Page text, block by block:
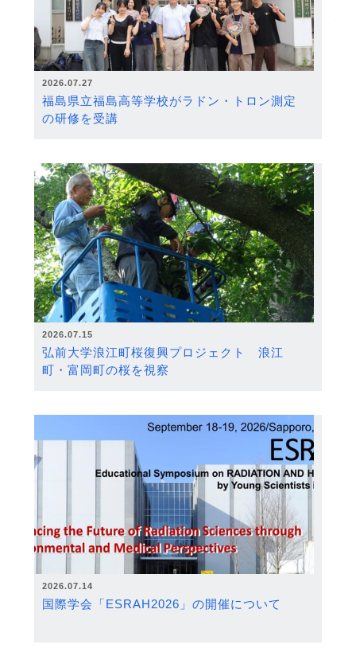
2026.07.27
福島県立福島高等学校がラドン・トロン測定
の研修を受講
2026.07.15
弘前大学浪江町桜復興プロジェクト 浪江
町・富岡町の桜を視察
2026.07.14
国際学会「ESRAH2026」の開催について